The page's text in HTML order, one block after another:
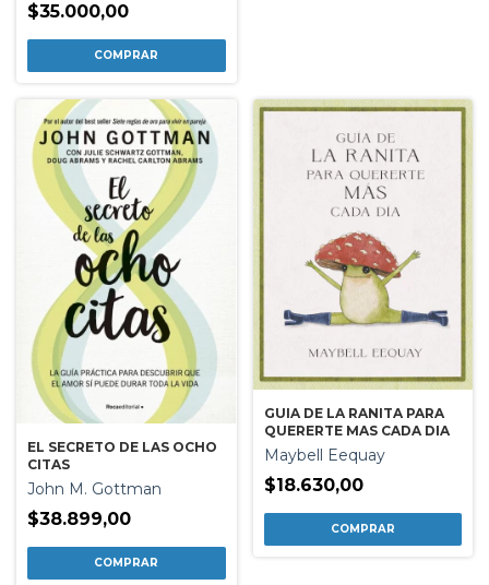
$35.000,00
EL SECRETO DE LAS OCHO
CITAS
John M. Gottman
$38.899,00
GUIA DE LA RANITA PARA
QUERERTE MAS CADA DIA
Maybell Eequay
$18.630,00